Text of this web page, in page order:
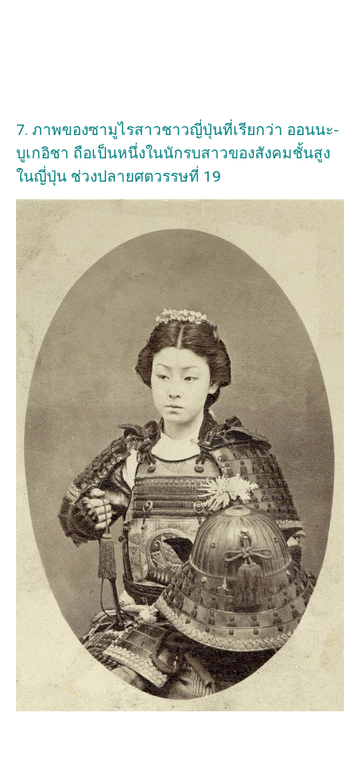
7. ภาพของซามูไรสาวชาวญี่ปุ่นที่เรียกว่า ออนนะ-
บูเกอิชา ถือเป็นหนึ่งในนักรบสาวของสังคมชั้นสูง
ในญี่ปุ่น ช่วงปลายศตวรรษที่ 19